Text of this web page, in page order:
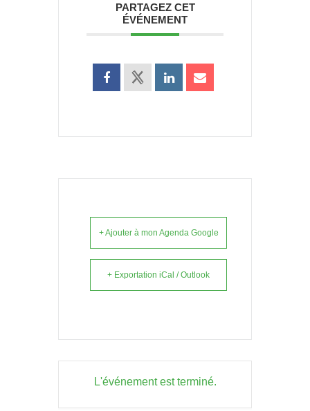
PARTAGEZ CET
ÉVÉNEMENT
+ Ajouter à mon Agenda Google
+ Exportation iCal / Outlook
L'événement est terminé.